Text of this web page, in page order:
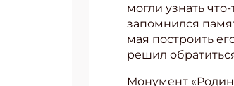
могли узнать
запомнился
мая построить
решил
Монумент